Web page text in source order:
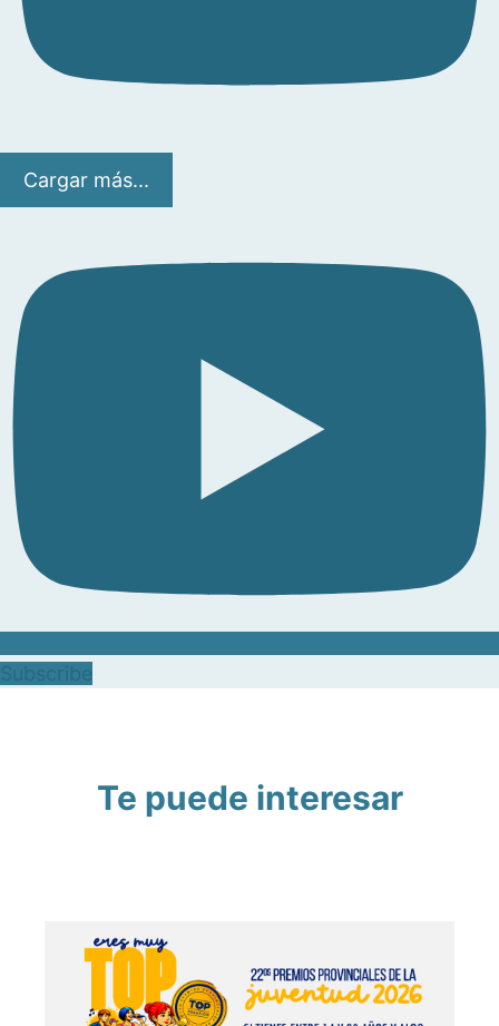
Cargar más...
Te puede interesar